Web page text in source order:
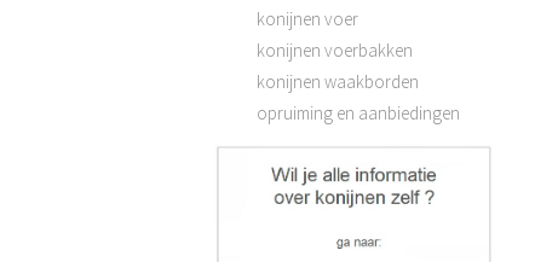
konijnen voer
konijnen voerbakken
konijnen waakborden
opruiming en aanbiedingen